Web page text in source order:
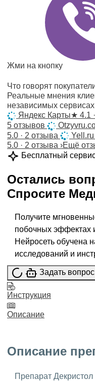
Жми на кнопку
Что говорят
Реальные мнения
независимых
Яндекс Карты★ 4.1
5 отзывов
5.0 · 2 отзыва
Yell.ru
5.0 · 2 отзыва ›Ещё
Бесплатный
Остались
Спросите
Получите
побочных эффектах
Нейросеть обучена
исследований и
Задать
Инструкция
Описание
Описание
Препарат